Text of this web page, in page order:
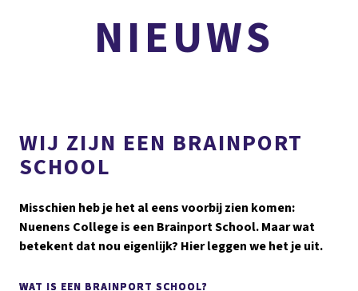
ACTUEEL
NIEUWS
WIJ ZIJN EEN BRAINPORT
SCHOOL
Misschien heb je het al eens voorbij zien komen:
Nuenens College is een Brainport School. Maar wat
betekent dat nou eigenlijk? Hier leggen we het je uit.
WAT IS EEN BRAINPORT SCHOOL?